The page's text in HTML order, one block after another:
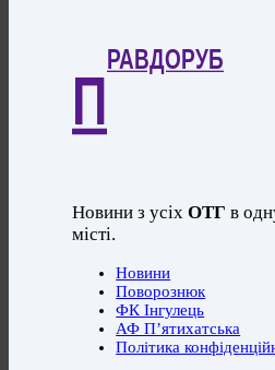
П
РАВДОРУБ
Новини з усіхОТГ в
місті.
Новини
Поворознюк
ФК Інгулець
АФ П’ятихатська
Політика